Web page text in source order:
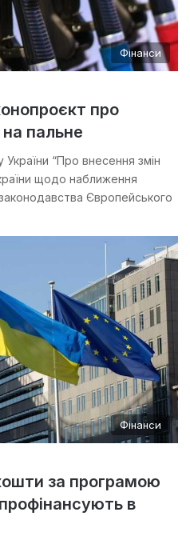
Фінанси
про
на пальне
“Про внесення змін
щодо наближення
Європейського
Фінанси
за програмою
в